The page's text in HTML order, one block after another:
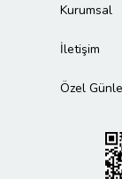
Kurumsal
İletişim
Özel